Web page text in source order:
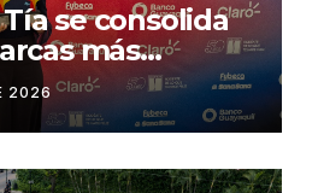
se consolida
más
Ecuador
2026